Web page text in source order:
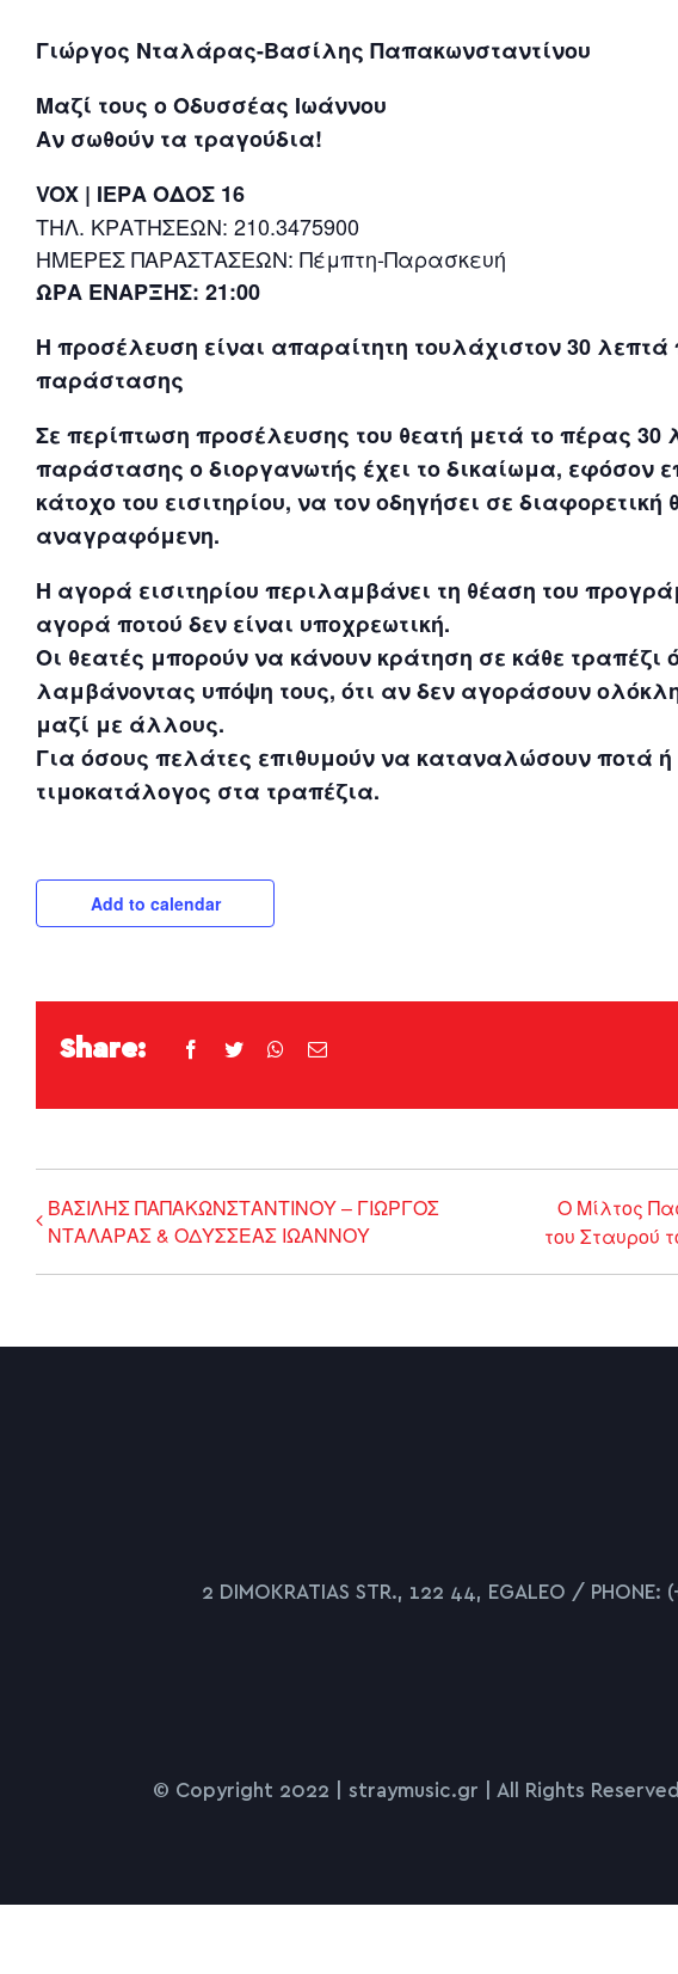
Γιώργος Νταλάρας-Βασίλης Παπακωνσταντίνου
Μαζί τους ο Οδυσσέας Ιωάννου
Αν σωθούν τα τραγούδια!
VOX | ΙΕΡΑ ΟΔΟΣ 16
ΤΗΛ. ΚΡΑΤΗΣΕΩΝ: 210.3475900
ΗΜΕΡΕΣ ΠΑΡΑΣΤΑΣΕΩΝ: Πέμπτη-Παρασκευή
ΩΡΑ ΕΝΑΡΞΗΣ: 21:00
Η προσέλευση είναι απαραίτητη τουλάχιστον 30 λεπτά
παράστασης
Σε περίπτωση προσέλευσης του θεατή μετά το πέρας 30
παράστασης ο διοργανωτής έχει το δικαίωμα, εφόσον
κάτοχο του εισιτηρίου, να τον οδηγήσει σε διαφορετική
αναγραφόμενη.
Η αγορά εισιτηρίου περιλαμβάνει τη θέαση του
αγορά ποτού δεν είναι υποχρεωτική.
Οι θεατές μπορούν να κάνουν κράτηση σε κάθε τραπέζι
λαμβάνοντας υπόψη τους, ότι αν δεν αγοράσουν
μαζί με άλλους.
Για όσους πελάτες επιθυμούν να καταναλώσουν ποτά
τιμοκατάλογος στα τραπέζια.
Add to calendar
Share: Facebook
Twitter WhatsApp
Email
ΒΑΣΙΛΗΣ ΠΑΠΑΚΩΝΣΤΑΝΤΙΝΟΥ – ΓΙΩΡΓΟΣ
ΝΤΑΛΑΡΑΣ & ΟΔΥΣΣΕΑΣ ΙΩΑΝΝΟΥ
Ο Μίλτος
του Σταυρού
2 DIMOKRATIAS STR., 122 44, EGALEO /
© Copyright 2022 | straymusic.gr | All Rights